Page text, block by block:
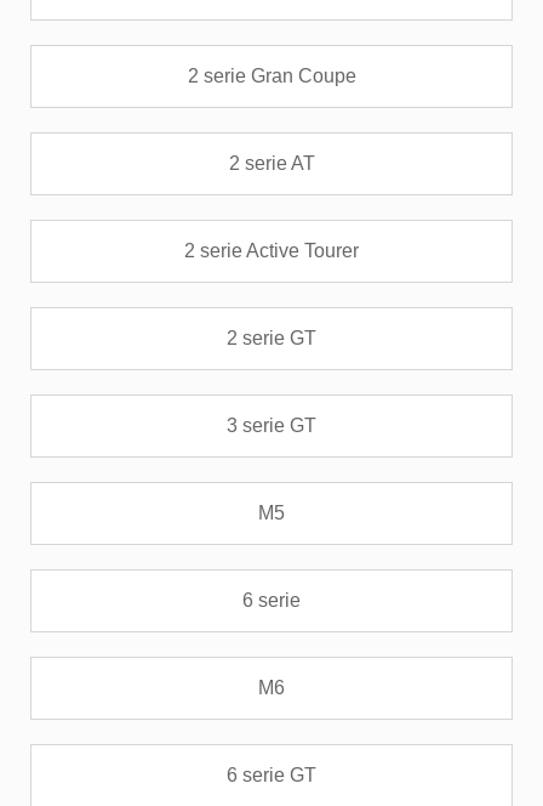
2 serie Gran Coupe
2 serie AT
2 serie Active Tourer
2 serie GT
3 serie GT
M5
6 serie
M6
6 serie GT